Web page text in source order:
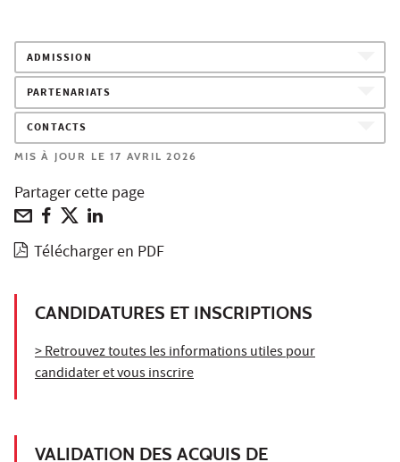
ADMISSION
PARTENARIATS
CONTACTS
MIS À JOUR LE 17 AVRIL 2026
Partager cette page
Télécharger en PDF
CANDIDATURES ET INSCRIPTIONS
> Retrouvez toutes les informations utiles pour
candidater et vous inscrire
VALIDATION DES ACQUIS DE